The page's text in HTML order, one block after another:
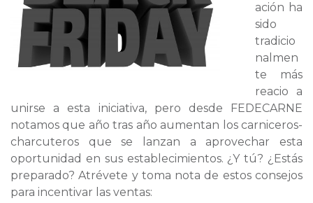
ación ha
sido
tradicio
nalmen
te más
reacio a
unirse a esta iniciativa, pero desde FEDECARNE
notamos que año tras año aumentan los carniceros-
charcuteros que se lanzan a aprovechar esta
oportunidad en sus establecimientos. ¿Y tú? ¿Estás
preparado? Atrévete y toma nota de estos consejos
para incentivar las ventas: